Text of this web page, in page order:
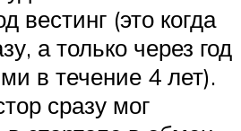
вестинг (это когда
а только через год
в течение 4 лет).
сразу мог